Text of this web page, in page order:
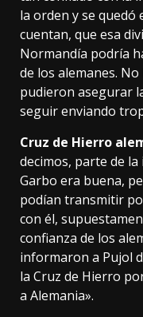
la orden y se quedó
cuentan, que esa
Normandía podría
de los alemanes.
pudieron asegurar
seguir enviando
Cruz de Hierro
decimos, parte de
Garbo era buena,
podían transmitir
con él,
confianza de los
informaron a Pujol
la Cruz de Hierro
a Alemania».